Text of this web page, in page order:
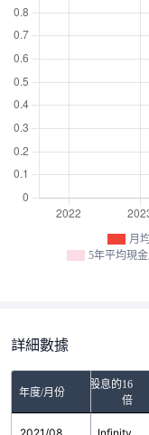
月
5年平均現
詳細數據
年度/月份
5年平均現金股息的16
倍